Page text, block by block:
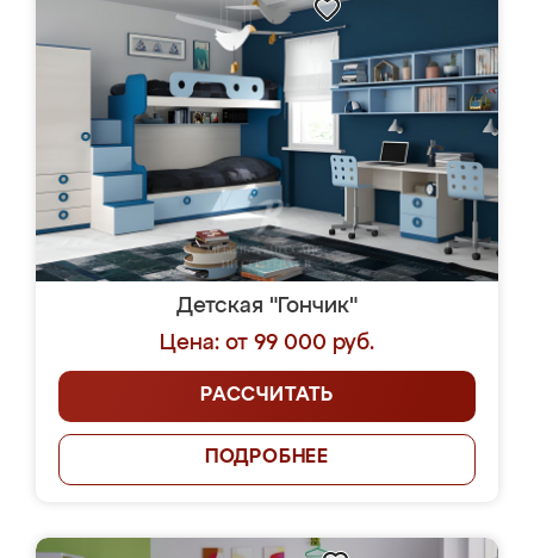
Детская "Гончик"
Цена: от 99 000 руб.
РАССЧИТАТЬ
ПОДРОБНЕЕ